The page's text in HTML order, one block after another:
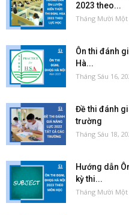
2023 theo...
Tháng Mười Một
Ôn thi đánh
Hà...
Tháng Sáu 16,
Đề thi đánh
trường
Tháng Sáu 18,
Hướng dẫn
kỳ thi...
Tháng Mười Một